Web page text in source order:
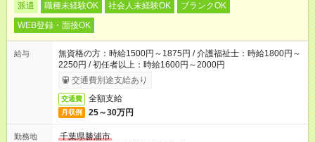
派遣 職種未経験OK 社会人未経験OK
ブランクOK
WEB登録・面接OK
給与
無資格の方：時給1500円～1875円 / 介護福祉士：時給1800円～
2250円 / 初任者以上：時給1600円～2000円
交通費別途支給あり
交通費 全額支給
月収例 25～30万円
勤務地
千葉県勝浦市